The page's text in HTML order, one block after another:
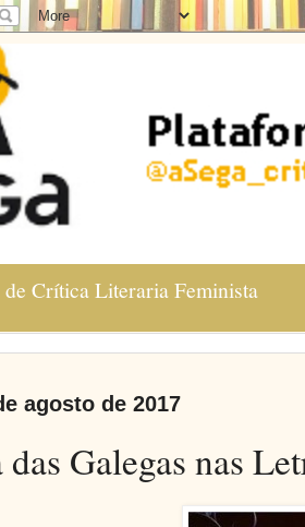
Crítica Literaria Feminista
agosto de 2017
Galegas nas